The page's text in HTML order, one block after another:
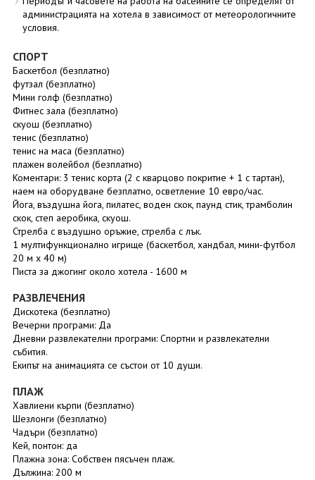
администрацията на хотела в зависимост от метеорологичните
условия.
СПОРТ
Баскетбол (безплатно)
футзал (безплатно)
Мини голф (безплатно)
Фитнес зала (безплатно)
скуош (безплатно)
тенис (безплатно)
тенис на маса (безплатно)
плажен волейбол (безплатно)
Коментари: 3 тенис корта (2 с кварцово покритие + 1 с тартан),
наем на оборудване безплатно, осветление 10 евро/час.
Йога, въздушна йога, пилатес, воден скок, паунд стик, трамболин
скок, степ аеробика, скуош.
Стрелба с въздушно оръжие, стрелба с лък.
1 мултифункционално игрище (баскетбол, хандбал, мини-футбол
20 м х 40 м)
Писта за джогинг около хотела - 1600 м
РАЗВЛЕЧЕНИЯ
Дискотека (безплатно)
Вечерни програми: Да
Дневни развлекателни програми: Спортни и развлекателни
събития.
Екипът на анимацията се състои от 10 души.
ПЛАЖ
Хавлиени кърпи (безплатно)
Шезлонги (безплатно)
Чадъри (безплатно)
Кей, понтон: да
Плажна зона: Собствен пясъчен плаж.
Дължина: 200 м